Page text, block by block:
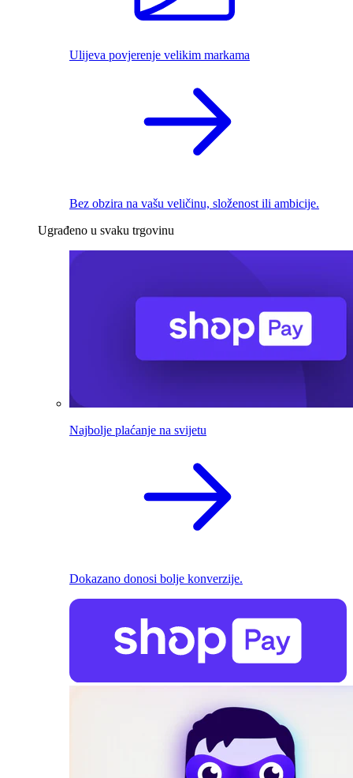
Ulijeva povjerenje velikim markama
Bez obzira na vašu veličinu, složenost ili ambicije.
Ugrađeno u svaku trgovinu
Najbolje plaćanje na svijetu
Dokazano donosi bolje konverzije.